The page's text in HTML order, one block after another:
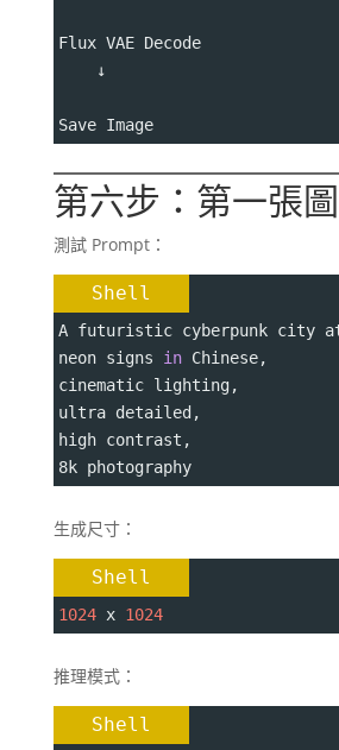
Flux VAE Decode
    ↓
Save Image
第六步：第一張
測試 Prompt：
Shell
A futuristic cyberpunk city
neon signs in Chinese,
cinematic lighting,
ultra detailed,
high contrast,
8k photography
生成尺寸：
Shell
1024 x 1024
推理模式：
Shell